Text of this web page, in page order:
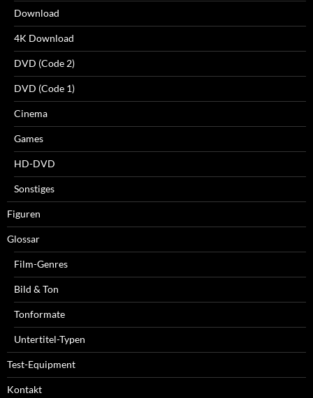
Download
4K Download
DVD (Code 2)
DVD (Code 1)
Cinema
Games
HD-DVD
Sonstiges
Figuren
Glossar
Film-Genres
Bild & Ton
Tonformate
Untertitel-Typen
Test-Equipment
Kontakt